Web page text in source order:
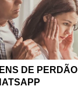
DE PERDÃO